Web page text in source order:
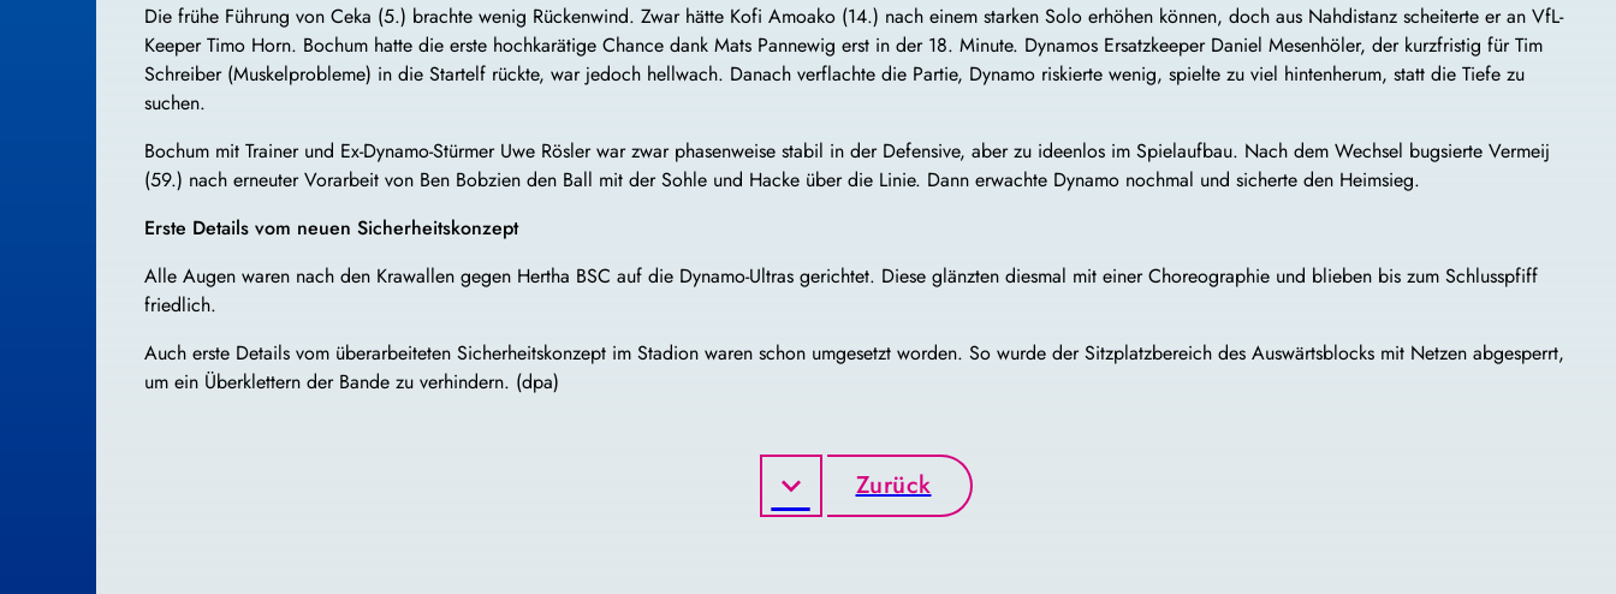
Die frühe Führung von Ceka (5.) brachte wenig Rückenwind. Zwar hätte Kofi Amoako (14.) nach einem starken Solo erhöhen können, doch aus Nahdistanz scheiterte er an VfL-
Keeper Timo Horn. Bochum hatte die erste hochkarätige Chance dank Mats Pannewig erst in der 18. Minute. Dynamos Ersatzkeeper Daniel Mesenhöler, der kurzfristig für Tim
Schreiber (Muskelprobleme) in die Startelf rückte, war jedoch hellwach. Danach verflachte die Partie, Dynamo riskierte wenig, spielte zu viel hintenherum, statt die Tiefe zu
suchen.
Bochum mit Trainer und Ex-Dynamo-Stürmer Uwe Rösler war zwar phasenweise stabil in der Defensive, aber zu ideenlos im Spielaufbau. Nach dem Wechsel bugsierte Vermeij
(59.) nach erneuter Vorarbeit von Ben Bobzien den Ball mit der Sohle und Hacke über die Linie. Dann erwachte Dynamo nochmal und sicherte den Heimsieg.
Erste Details vom neuen Sicherheitskonzept
Alle Augen waren nach den Krawallen gegen Hertha BSC auf die Dynamo-Ultras gerichtet. Diese glänzten diesmal mit einer Choreographie und blieben bis zum Schlusspfiff
friedlich.
Auch erste Details vom überarbeiteten Sicherheitskonzept im Stadion waren schon umgesetzt worden. So wurde der Sitzplatzbereich des Auswärtsblocks mit Netzen abgesperrt,
um ein Überklettern der Bande zu verhindern. (dpa)
Zurück